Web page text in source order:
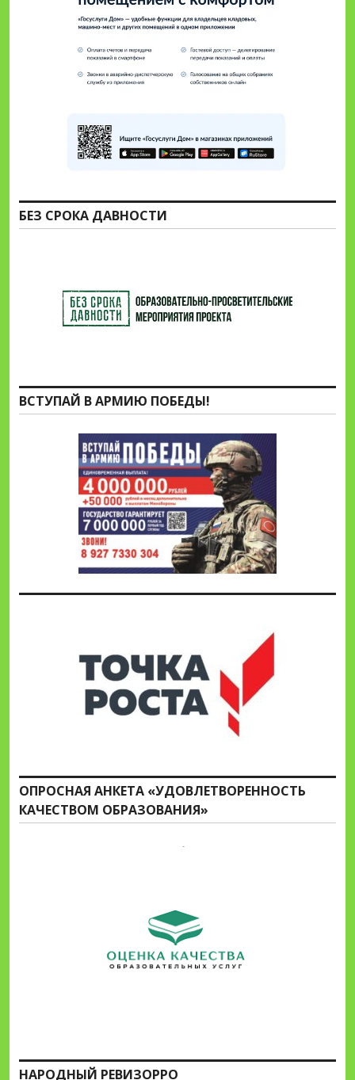
БЕЗ СРОКА ДАВНОСТИ
ВСТУПАЙ В АРМИЮ ПОБЕДЫ!
ОПРОСНАЯ АНКЕТА «УДОВЛЕТВОРЕННОСТЬ
КАЧЕСТВОМ ОБРАЗОВАНИЯ»
НАРОДНЫЙ РЕВИЗОРРО